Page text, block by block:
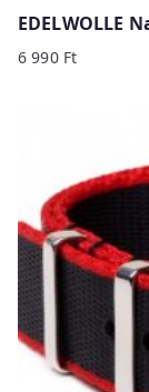
EDELWOLLE
6 990 Ft